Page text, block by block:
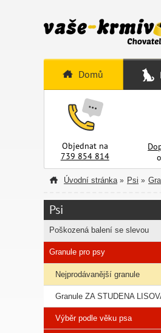
Domů
Objednat na
739 854 814
Úvodní stránka » Psi »
Psi
Poškozená balení se slevou
Granule pro psy
Nejprodávanější granule
Granule ZA STUDENA
Výběr podle věku psa